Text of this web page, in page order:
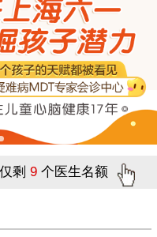
剩 9 个医生名额